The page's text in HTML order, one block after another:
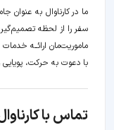
ما در کارناوال به عنوان
سفر را از لحظه‌
ماموریت‌مان اراﺋــﻪ
با دعوت به حرکت،
تماس با